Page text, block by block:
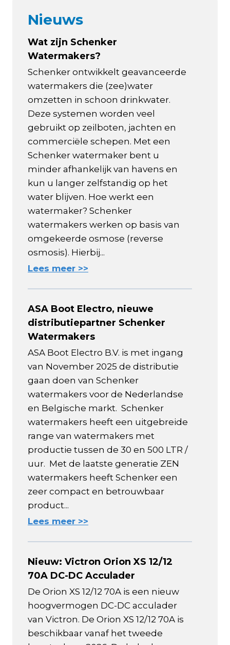
Nieuws
Wat zijn Schenker
Watermakers?
Schenker ontwikkelt geavanceerde
watermakers die (zee)water
omzetten in schoon drinkwater.
Deze systemen worden veel
gebruikt op zeilboten, jachten en
commerciële schepen. Met een
Schenker watermaker bent u
minder afhankelijk van havens en
kun u langer zelfstandig op het
water blijven. Hoe werkt een
watermaker? Schenker
watermakers werken op basis van
omgekeerde osmose (reverse
osmosis). Hierbij...
Lees meer >>
ASA Boot Electro, nieuwe
distributiepartner Schenker
Watermakers
ASA Boot Electro B.V. is met ingang
van November 2025 de distributie
gaan doen van Schenker
watermakers voor de Nederlandse
en Belgische markt. Schenker
watermakers heeft een uitgebreide
range van watermakers met
productie tussen de 30 en 500 LTR /
uur. Met de laatste generatie ZEN
watermakers heeft Schenker een
zeer compact en betrouwbaar
product...
Lees meer >>
Nieuw: Victron Orion XS 12/12
70A DC-DC Acculader
De Orion XS 12/12 70A is een nieuw
hoogvermogen DC-DC acculader
van Victron. De Orion XS 12/12 70A is
beschikbaar vanaf het tweede